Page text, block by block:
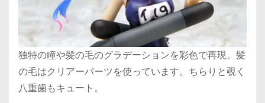
独特の瞳や髪の毛のグラデーションを彩色で再現。髪
の毛はクリアーパーツを使っています。ちらりと覗く
八重歯もキュート。